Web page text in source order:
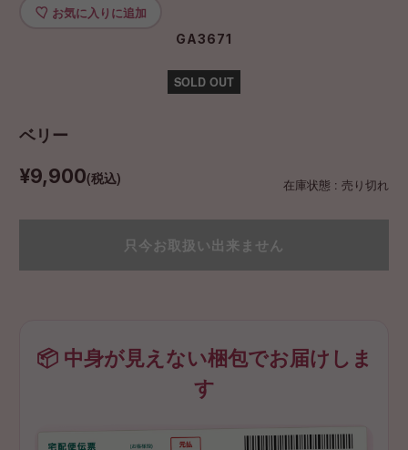
お気に入りに追加
GA3671
SOLD OUT
ベリー
在庫状態 : 売り切れ
¥9,900(税込)
只今お取扱い出来ません
📦 中身が見えない梱包でお届けしま
す